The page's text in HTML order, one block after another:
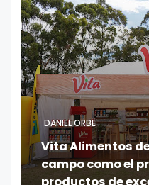
DANIEL ORBE
Vita Alimentos
campo como el
productos de